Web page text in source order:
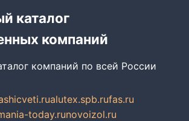
каталог
компаний
компаний по всей России
alutex.spb.rufas.ru
today.runovoizol.ru